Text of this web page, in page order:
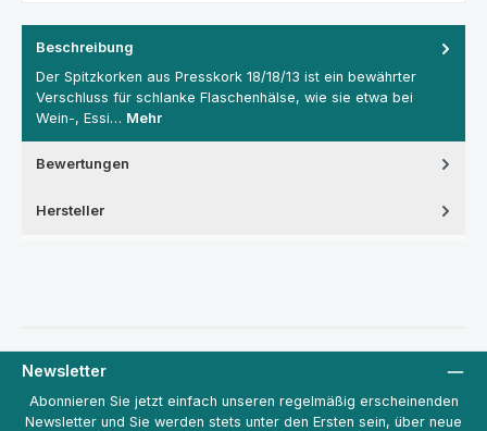
Beschreibung
Der Spitzkorken aus Presskork 18/18/13 ist ein bewährter
Verschluss für schlanke Flaschenhälse, wie sie etwa bei
Wein-, Essi… Mehr
Bewertungen
Hersteller
Newsletter
Abonnieren Sie jetzt einfach unseren regelmäßig erscheinenden
Newsletter und Sie werden stets unter den Ersten sein, über neue